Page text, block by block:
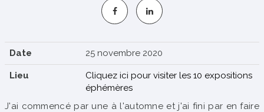
Date 25 novembre 2020
Lieu
Cliquez ici pour visiter les 10 expositions
éphémères
J'ai commencé par une à l'automne et j'ai fini par en faire